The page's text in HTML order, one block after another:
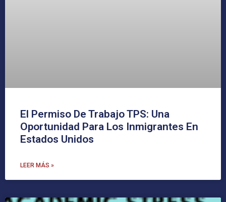
El Permiso De Trabajo TPS: Una
Oportunidad Para Los Inmigrantes En
Estados Unidos
LEER MÁS »